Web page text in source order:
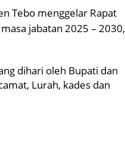
Tebo menggelar Rapat
jabatan 2025 – 2030,
dihari oleh Bupati dan
Lurah, kades dan